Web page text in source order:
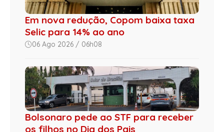
Em nova redução, Copom baixa taxa
Selic para 14% ao ano
06 Ago 2026 / 06h08
Bolsonaro pede ao STF para receber
os filhos no Dia dos Pais